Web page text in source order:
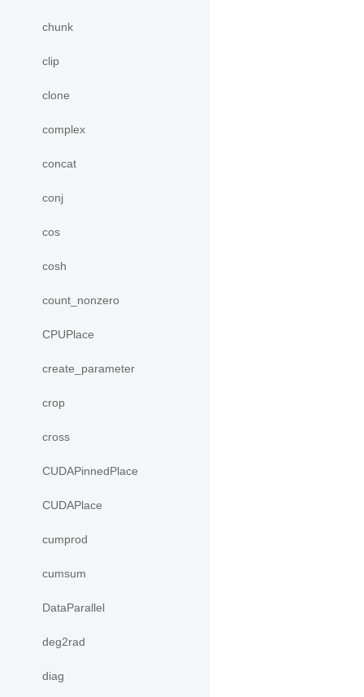
chunk
clip
clone
complex
concat
conj
cos
cosh
count_nonzero
CPUPlace
create_parameter
crop
cross
CUDAPinnedPlace
CUDAPlace
cumprod
cumsum
DataParallel
deg2rad
diag